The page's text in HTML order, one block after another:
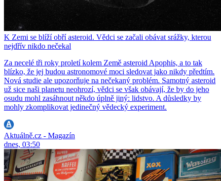
K Zemi se blíží obří asteroid. Vědci se začali obávat srážky, kterou
nejdřív nikdo nečekal
Za necelé tři roky proletí kolem Země asteroid Apophis, a to tak
blízko, že jej budou astronomové moci sledovat jako nikdy předtím.
Nová studie ale upozorňuje na nečekaný problém. Samotný asteroid
už sice naši planetu neohrozí, vědci se však obávají, že by do jeho
osudu mohl zasáhnout někdo úplně jiný: lidstvo. A důsledky by
mohly zkomplikovat jedinečný vědecký experiment.
Aktuálně.cz - Magazín
dnes, 03:50